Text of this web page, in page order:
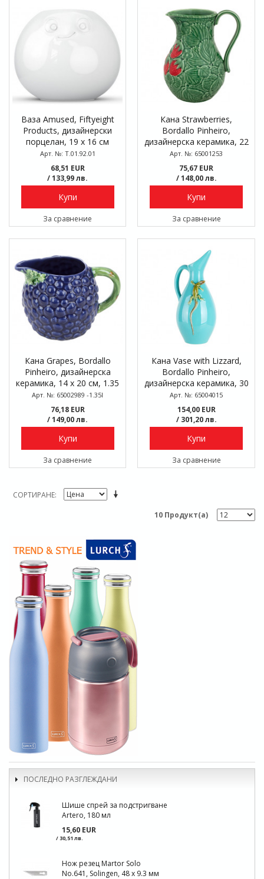
Ваза Amused, Fiftyeight
Products, дизайнерски
порцелан, 19 х 16 см
Арт. №: T.01.92.01
68,51 EUR
/ 133,99 лв.
Купи
За сравнение
Кана Strawberries,
Bordallo Pinheiro,
дизайнерска керамика, 22
см, 2.2 л
Арт. №: 65001253
75,67 EUR
/ 148,00 лв.
Купи
За сравнение
Кана Grapes, Bordallo
Pinheiro, дизайнерска
керамика, 14 х 20 см, 1.35
л
Арт. №: 65002989 -1.35l
76,18 EUR
/ 149,00 лв.
Купи
За сравнение
Кана Vase with Lizzard,
Bordallo Pinheiro,
дизайнерска керамика, 30
см
Арт. №: 65004015
154,00 EUR
/ 301,20 лв.
Купи
За сравнение
СОРТИРАНЕ
10 Продукт(а)
ПОСЛЕДНО РАЗГЛЕЖДАНИ
Шише спрей за подстригване
Artero, 180 мл
15,60 EUR
/ 30,51 лв.
Нож резец Martor Solo
No.641, Solingen, 48 х 9.3 мм